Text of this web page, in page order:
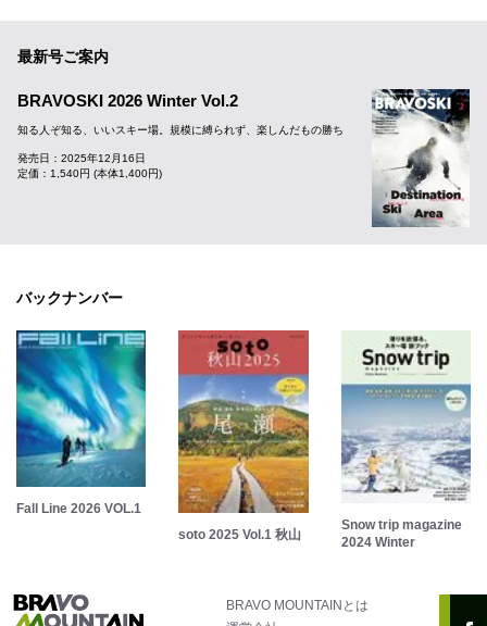
最新号ご案内
BRAVOSKI 2026 Winter Vol.2
知る人ぞ知る、いいスキー場。規模に縛られず、楽しんだもの勝ち
発売日：2025年12月16日
定価：1,540円 (本体1,400円)
バックナンバー
Fall Line 2026 VOL.1
soto 2025 Vol.1 秋山
Snow trip magazine
2024 Winter
BRAVO MOUNTAINとは